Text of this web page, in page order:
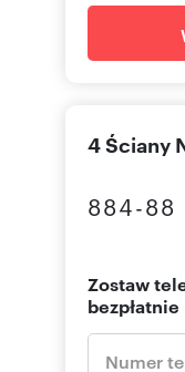
4 Ściany
884-88
Zostaw
bezpłatnie